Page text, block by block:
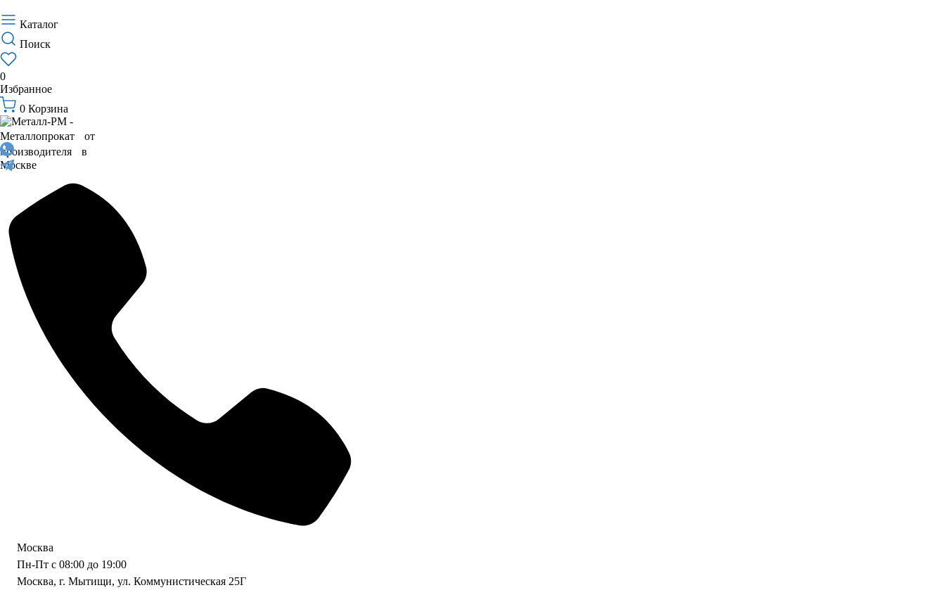
Каталог
Поиск
0
Избранное
0 Корзина
Москва
Пн-Пт с 08:00 до 19:00
Москва, г. Мытищи, ул. Коммунистическая 25Г